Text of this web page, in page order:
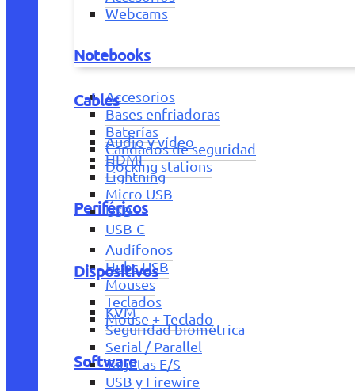
Webcams
Notebooks
Accesorios
Bases enfriadoras
Baterías
Candados de seguridad
Docking stations
Periféricos
Audífonos
Hubs USB
Mouses
Teclados
Mouse + Teclado
Software
Cables
Audio y vídeo
HDMI
Lightning
Micro USB
USB
USB-C
Dispositivos
KVM
Seguridad biométrica
Serial / Parallel
Tarjetas E/S
USB y Firewire